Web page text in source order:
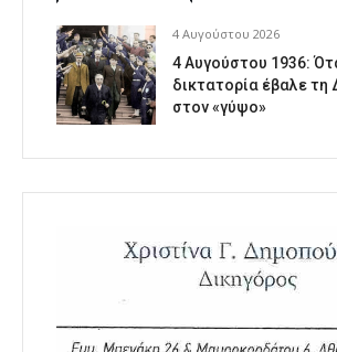
4 Αυγούστου 2026
4 Αυγούστου 1936:
δικτατορία έβαλε τη
στον «γύψο»